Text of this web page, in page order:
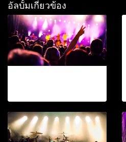
อัลบั้มเกี่ยวข้อง